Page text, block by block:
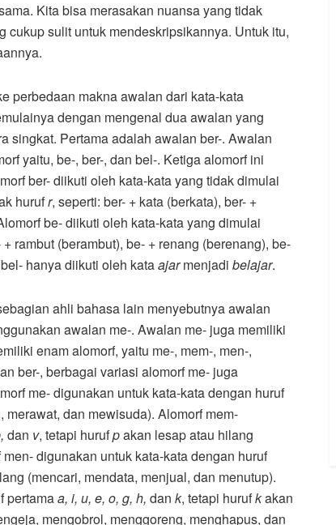
Kita bisa merasakan nuansa yang tidak
cukup sulit untuk mendeskripsikannya. Untuk itu,
perbedaan makna awalan dari kata-kata
dengan mengenal dua awalan yang
singkat. Pertama adalah awalan ber-. Awalan
yaitu, be-, ber-, dan bel-. Ketiga alomorf ini
ber- diikuti oleh kata-kata yang tidak dimulai
hurufr, seperti: ber- + kata (berkata), ber- +
be- diikuti oleh kata-kata yang dimulai
rambut (berambut), be- + renang (berenang), be-
hanya diikuti oleh kataajarmenjadi belajar.
ahli bahasa lain menyebutnya awalan
awalan me-. Awalan me- juga memiliki
enam alomorf, yaitu me-, mem-, men-,
ber-, berbagai variasi alomorf me- juga
me- digunakan untuk kata-kata dengan huruf
dan mewisuda). Alomorf mem-
dan v, tetapi hurufpakan lesap atau hilang
digunakan untuk kata-kata dengan huruf
(mencari, mendata, menjual, dan menutup).
pertamaa, i, u, e, o, g, h, dan k, tetapi hurufkakan
mengobrol, menggoreng, menghapus, dan